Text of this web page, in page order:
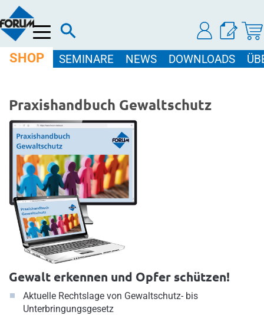
Menü
SHOP SEMINARE NEWS DOWNLOADS
Praxishandbuch Gewaltschutz
Gewalt erkennen und Opfer schützen!
Aktuelle Rechtslage von Gewaltschutz- bis
Unterbringungsgesetz